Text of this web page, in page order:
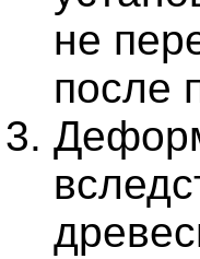
не
после